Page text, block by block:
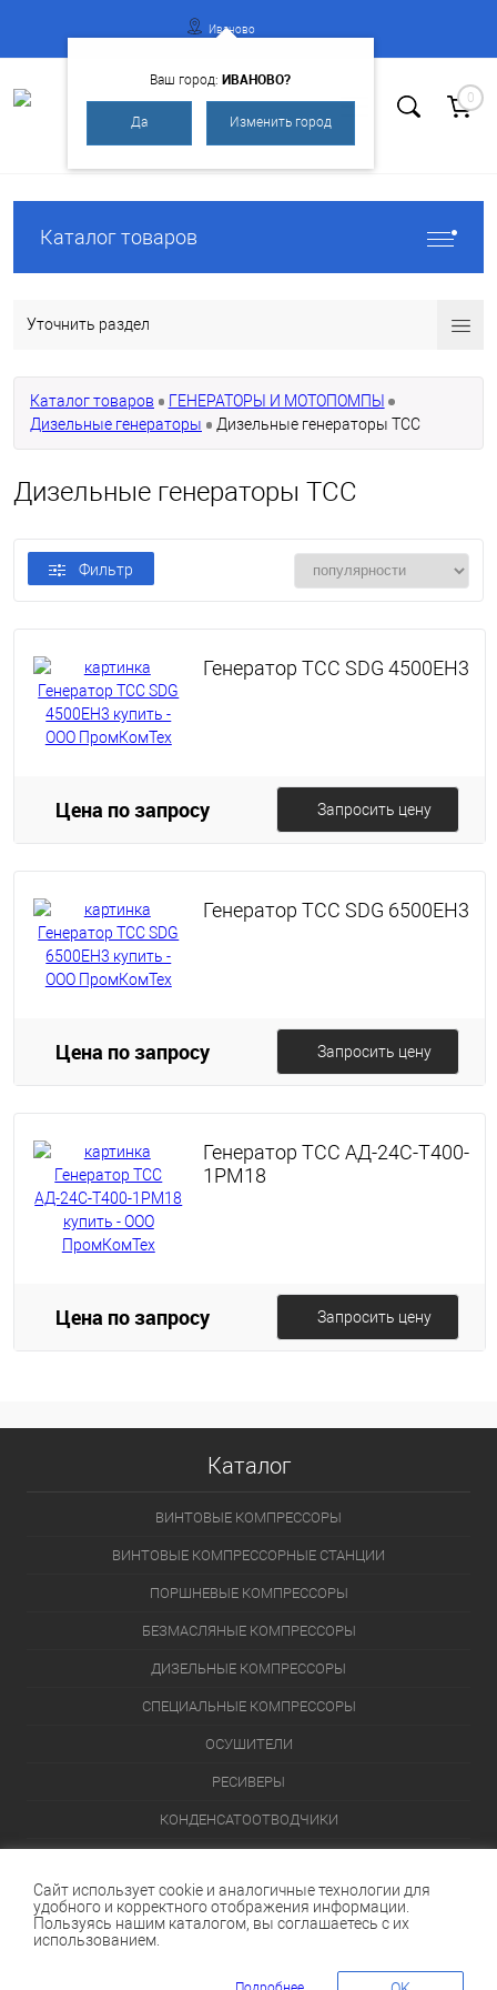
Регистрация
Иваново
Ваш город: ИВАНОВО?
Да Изменить город
0
Каталог товаров
Уточнить раздел
Каталог товаров
ГЕНЕРАТОРЫ И МОТОПОМПЫ
Дизельные генераторы
Дизельные генераторы TCC
Дизельные генераторы TCC
Фильтр
Генератор TСС SDG 4500EH3
Цена по запросу Запросить цену
Генератор TСС SDG 6500EH3
Цена по запросу Запросить цену
Генератор ТСС АД-24С-Т400-
1РМ18
Цена по запросу Запросить цену
Каталог
ВИНТОВЫЕ КОМПРЕССОРЫ
ВИНТОВЫЕ КОМПРЕССОРНЫЕ СТАНЦИИ
ПОРШНЕВЫЕ КОМПРЕССОРЫ
БЕЗМАСЛЯНЫЕ КОМПРЕССОРЫ
ДИЗЕЛЬНЫЕ КОМПРЕССОРЫ
СПЕЦИАЛЬНЫЕ КОМПРЕССОРЫ
ОСУШИТЕЛИ
РЕСИВЕРЫ
КОНДЕНСАТООТВОДЧИКИ
Данный интернет-сайт носит исключительно информационный
характер и ни при каких условиях не является публичной офертой,
определяемой положениями Статьи 437 (2) Гражданского кодекса
Сайт использует cookie и аналогичные технологии для
удобного и корректного отображения информации.
Пользуясь нашим каталогом, вы соглашаетесь с их
использованием.